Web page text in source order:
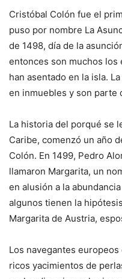
Cristóbal Colón fue el
puso por nombre La
de 1498, día de la
entonces son muchos los
han asentado en la isla.
en inmuebles y son parte
La historia del porqué se
Caribe, comenzó un año
Colón. En 1499, Pedro
llamaron Margarita, un
en alusión a la
algunos tienen la
Margarita de Austria,
Los navegantes
ricos yacimientos de